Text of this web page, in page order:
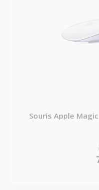
Souris Apple